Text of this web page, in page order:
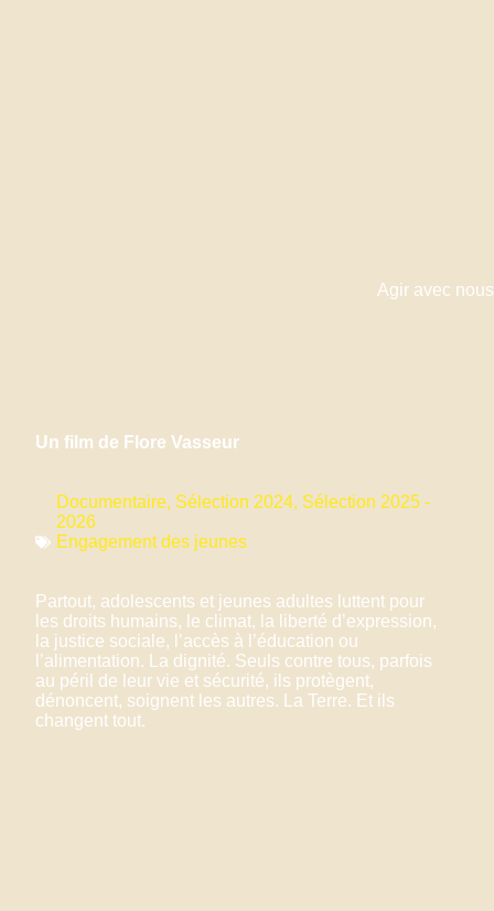
Agir avec nous
Un film de Flore Vasseur
Documentaire, Sélection 2024, Sélection 2025 -
2026
Engagement des jeunes
Partout, adolescents et jeunes adultes luttent pour
les droits humains, le climat, la liberté d’expression,
la justice sociale, l’accès à l’éducation ou
l’alimentation. La dignité. Seuls contre tous, parfois
au péril de leur vie et sécurité, ils protègent,
dénoncent, soignent les autres. La Terre. Et ils
changent tout.